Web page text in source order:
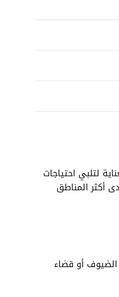
لتلبي احتياجات
أكثر المناطق
الضيوف أو قضاء